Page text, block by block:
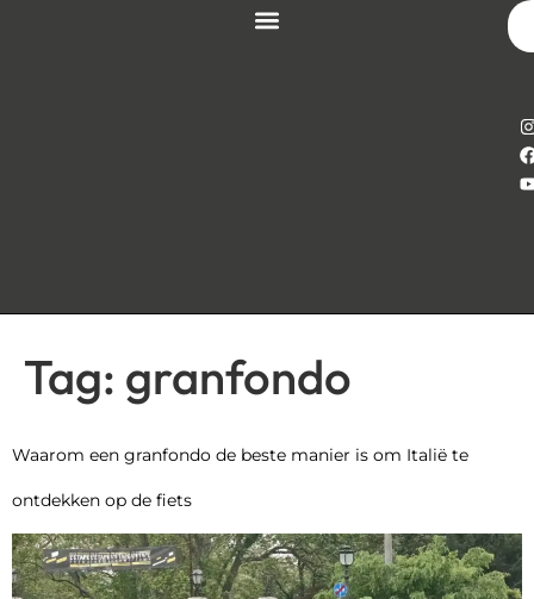
Tag: granfondo
Waarom een granfondo de beste manier is om Italië te
ontdekken op de fiets